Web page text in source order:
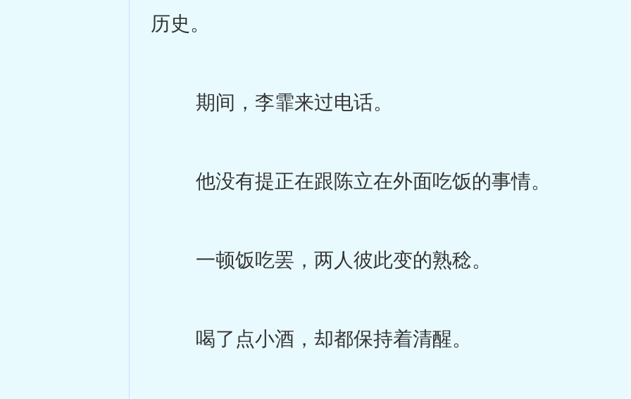
历史。
期间，李霏来过电话。
他没有提正在跟陈立在外面吃饭的事情。
一顿饭吃罢，两人彼此变的熟稔。
喝了点小酒，却都保持着清醒。